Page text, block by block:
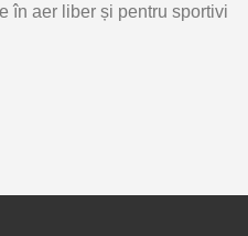
în aer liber și pentru sportivi